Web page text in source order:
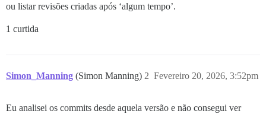
ou listar revisões criadas após ‘algum tempo’.
1 curtida
Simon_Manning (Simon Manning) Fevereiro 20, 2026, 3:52pm
2
Eu analisei os commits desde aquela versão e não consegui ver